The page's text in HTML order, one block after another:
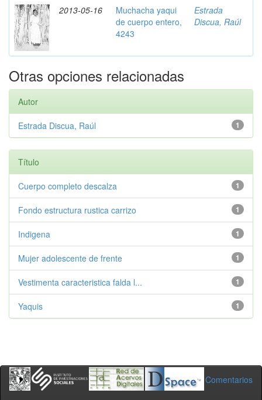
2013-05-16
Muchacha yaqui
de cuerpo entero,
4243
Estrada
Discua, Raúl
Otras opciones relacionadas
Autor
1
Estrada Discua, Raúl
Título
1
Cuerpo completo descalza
1
Fondo estructura rustica carrizo
1
Indigena
1
Mujer adolescente de frente
1
Vestimenta caracteristica falda l...
1
Yaquis
Comentarios